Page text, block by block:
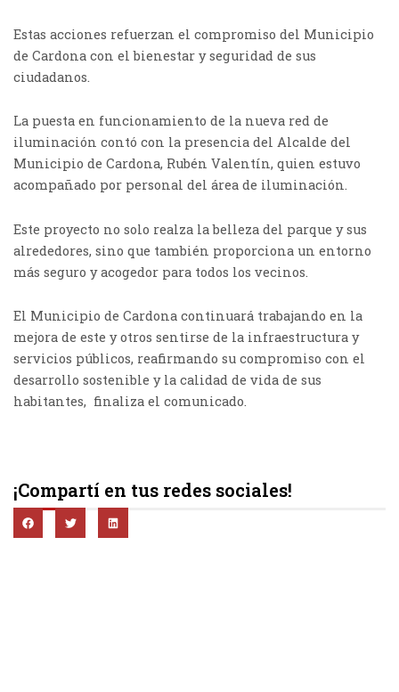
Estas acciones refuerzan el compromiso del Municipio
de Cardona con el bienestar y seguridad de sus
ciudadanos.
La puesta en funcionamiento de la nueva red de
iluminación contó con la presencia del Alcalde del
Municipio de Cardona, Rubén Valentín, quien estuvo
acompañado por personal del área de iluminación.
Este proyecto no solo realza la belleza del parque y sus
alrededores, sino que también proporciona un entorno
más seguro y acogedor para todos los vecinos.
El Municipio de Cardona continuará trabajando en la
mejora de este y otros sentirse de la infraestructura y
servicios públicos, reafirmando su compromiso con el
desarrollo sostenible y la calidad de vida de sus
habitantes, finaliza el comunicado.
¡Compartí en tus redes sociales!